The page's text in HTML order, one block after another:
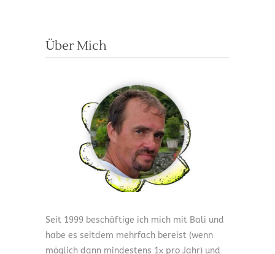
Über Mich
Seit 1999 beschäftige ich mich mit Bali und
habe es seitdem mehrfach bereist (wenn
möglich dann mindestens 1x pro Jahr) und